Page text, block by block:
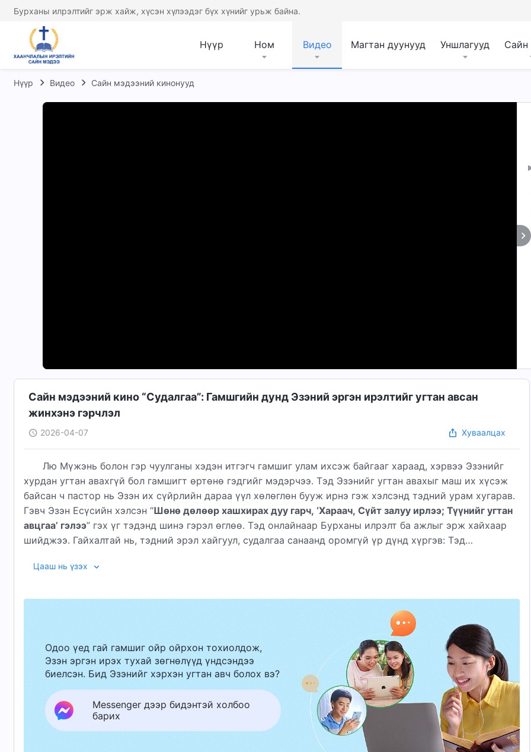
Бурханы илрэлтийг эрж хайж, хүсэн хүлээдэг бүх хүнийг урьж байна.
Нүүр Ном Видео Магтан дуунууд Уншлагууд Сайн
Нүүр Видео Сайн мэдээний кинонууд
Сайн мэдээний кино “Судалгаа”: Гамшгийн дунд Эзэний эргэн ирэлтийг угтан авсан
жинхэнэ гэрчлэл
2026-04-07 Хуваалцах
Лю Мүжэнь болон гэр чуулганы хэдэн итгэгч гамшиг улам ихсэж байгааг хараад, хэрвээ Эзэнийг
хурдан угтан авахгүй бол гамшигт өртөнө гэдгийг мэдэрчээ. Тэд Эзэнийг угтан авахыг маш их хүсэж
байсан ч пастор нь Эзэн их сүйрлийн дараа үүл хөлөглөн бууж ирнэ гэж хэлсэнд тэдний урам хугарав.
Гэвч Эзэн Есүсийн хэлсэн “Шөнө дөлөөр хашхирах дуу гарч, ‘Хараач, Сүйт залуу ирлээ; Түүнийг угтан
авцгаа’ гэлээ” гэх үг тэдэнд шинэ гэрэл өглөө. Тэд онлайнаар Бурханы илрэлт ба ажлыг эрж хайхаар
шийджээ. Гайхалтай нь, тэдний эрэл хайгуул, судалгаа санаанд оромгүй үр дүнд хүргэв: Тэд
үнэнийг сонслоо. Тэд эцэст нь гамшгийн дунд Эзэнийг угтан авсандаа хөл нь газар хүрэхгүй баярлаж,
Цааш нь үзэх
Одоо үед гай гамшиг ойр ойрхон тохиолдож,
Эзэн эргэн ирэх тухай зөгнөлүүд үндсэндээ
биелсэн. Бид Эзэнийг хэрхэн угтан авч болох вэ?
Messenger дээр бидэнтэй холбоо
барих